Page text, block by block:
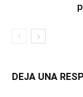
DEJA UNA